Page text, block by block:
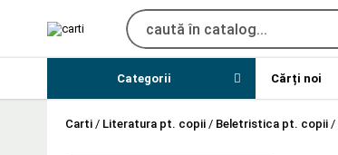
Categorii Cărți noi
Carti / Literatura pt. copii / Beletristica pt. copii /